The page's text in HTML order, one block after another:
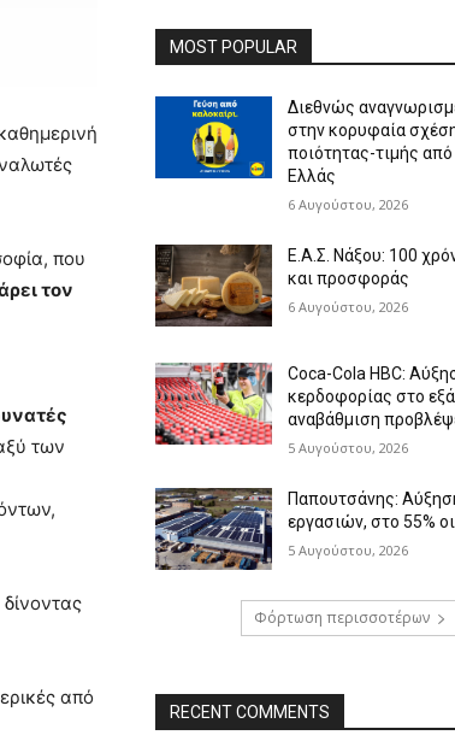
που
τον
των
από
MOST POPULAR
Διεθνώς
στην κορυφαία
ποιότητας-τιμής από
Ελλάς
6 Αυγούστου, 2026
Ε.Α.Σ. Νάξου: 100
και προσφοράς
6 Αυγούστου, 2026
Coca-Cola HBC:
κερδοφορίας στο
αναβάθμιση
5 Αυγούστου, 2026
Παπουτσάνης:
εργασιών, στο 55%
5 Αυγούστου, 2026
Φόρτωση περισσοτέρων
RECENT COMMENTS